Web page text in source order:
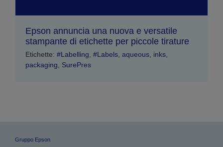
Epson annuncia una nuova e versatile
stampante di etichette per piccole tirature
Etichette: #Labelling #Labels aqueous inks
packaging
SurePres
Gruppo Epson